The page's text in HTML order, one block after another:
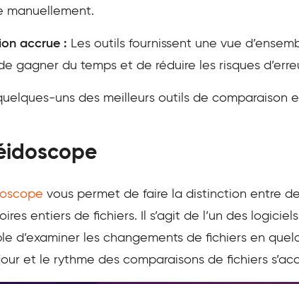
manuellement.
accrue : Les outils fournissent une vue
gagner du temps et de réduire les risques
uns des meilleurs outils de comparaison
vous permet de faire la distinction entre
entiers de fichiers. Il s’agit de l’un des
d’examiner les changements de fichiers en
et le rythme des comparaisons de fichiers